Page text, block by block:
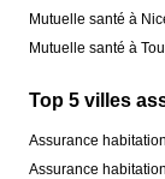
Mutuelle santé à
Mutuelle santé à
Top 5 villes
Assurance
Assurance